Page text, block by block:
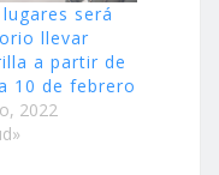
será
llevar
a partir de
10 de febrero
2022